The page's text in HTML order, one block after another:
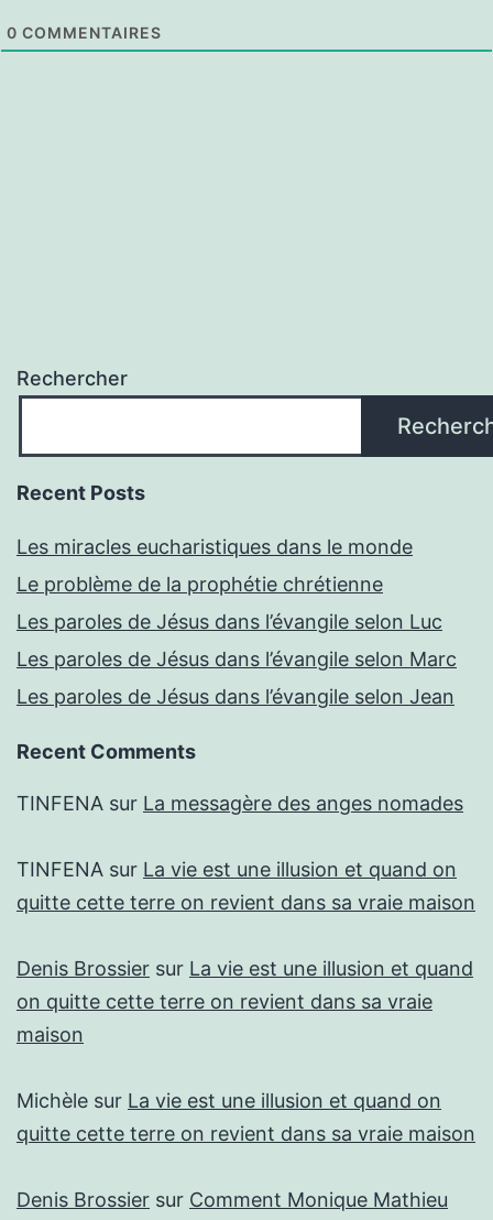
0 COMMENTAIRES
Rechercher
Recent Posts
Les miracles eucharistiques dans le monde
Le problème de la prophétie chrétienne
Les paroles de Jésus dans l’évangile selon Luc
Les paroles de Jésus dans l’évangile selon Marc
Les paroles de Jésus dans l’évangile selon Jean
Recent Comments
TINFENA sur La messagère des anges nomades
TINFENA sur La vie est une illusion et quand on
quitte cette terre on revient dans sa vraie maison
Denis Brossier sur La vie est une illusion et quand
on quitte cette terre on revient dans sa vraie
maison
Michèle sur La vie est une illusion et quand on
quitte cette terre on revient dans sa vraie maison
Denis Brossier sur Comment Monique Mathieu